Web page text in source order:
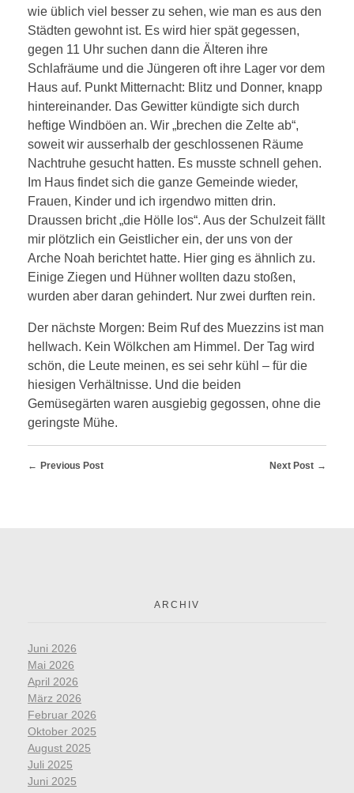
wie üblich viel besser zu sehen, wie man es aus den
Städten gewohnt ist. Es wird hier spät gegessen,
gegen 11 Uhr suchen dann die Älteren ihre
Schlafräume und die Jüngeren oft ihre Lager vor dem
Haus auf. Punkt Mitternacht: Blitz und Donner, knapp
hintereinander. Das Gewitter kündigte sich durch
heftige Windböen an. Wir „brechen die Zelte ab“,
soweit wir ausserhalb der geschlossenen Räume
Nachtruhe gesucht hatten. Es musste schnell gehen.
Im Haus findet sich die ganze Gemeinde wieder,
Frauen, Kinder und ich irgendwo mitten drin.
Draussen bricht „die Hölle los“. Aus der Schulzeit fällt
mir plötzlich ein Geistlicher ein, der uns von der
Arche Noah berichtet hatte. Hier ging es ähnlich zu.
Einige Ziegen und Hühner wollten dazu stoßen,
wurden aber daran gehindert. Nur zwei durften rein.
Der nächste Morgen: Beim Ruf des Muezzins ist man
hellwach. Kein Wölkchen am Himmel. Der Tag wird
schön, die Leute meinen, es sei sehr kühl – für die
hiesigen Verhältnisse. Und die beiden
Gemüsegärten waren ausgiebig gegossen, ohne die
geringste Mühe.
Previous Post Next Post
ARCHIV
Juni 2026
Mai 2026
April 2026
März 2026
Februar 2026
Oktober 2025
August 2025
Juli 2025
Juni 2025